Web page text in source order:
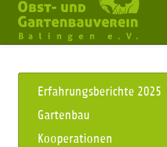
Navigation überspringen
Erfahrungsberichte 2025
Gartenbau
Kooperationen